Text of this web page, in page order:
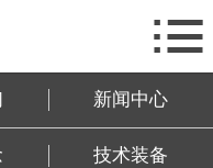

新闻中心
技术装备